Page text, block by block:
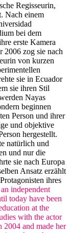
Regisseurin,
Nach einem
bei dem
erste Kamera
2006 zog sie nach
von kurzen
sie in Ecuador
sie ihren Stil
Nayas
beginnen
Person und ihrer
und objektive
hergestellt.
natürlich und
und nur die
sie nach Europa
Ansatz erzählt
ihres
independent
today have been
at the
with the actor
2004 and made her